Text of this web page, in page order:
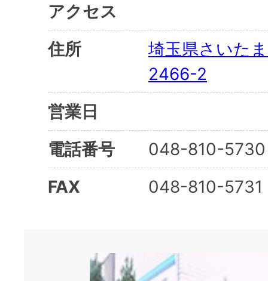
アクセス
住所
埼玉県さいた
2466-2
営業日
電話番号
048-810-5730
FAX
048-810-5731